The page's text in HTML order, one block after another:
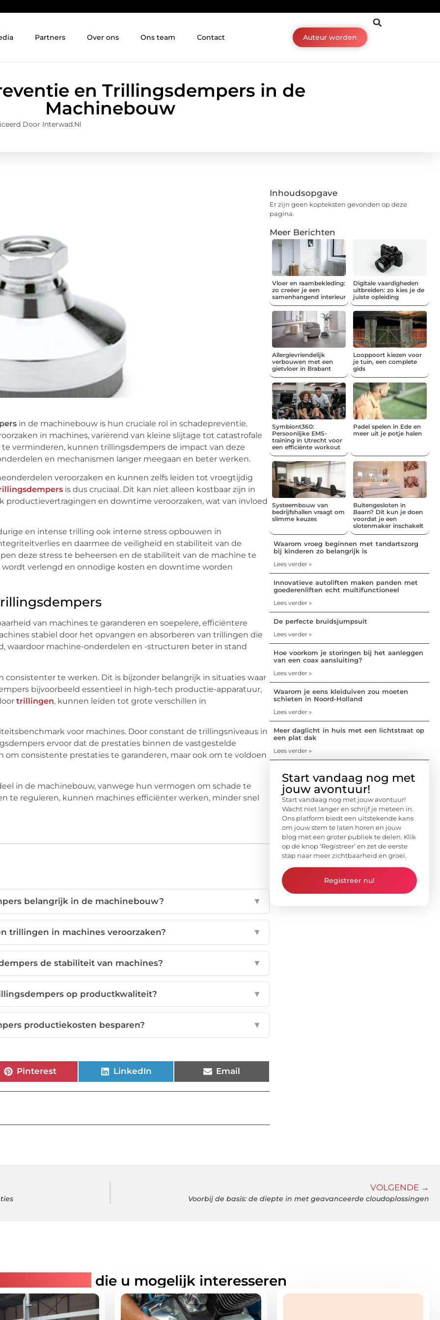
Partners Over ons Ons team Contact Auteur worden
en Trillingsdempers in de
Machinebouw
Door Interwad.nl
in de machinebouw is hun cruciale rol in schadepreventie.
in machines, variërend van kleine slijtage tot catastrofale
verminderen, kunnen trillingsdempers de impact van deze
en mechanismen langer meegaan en beter werken.
veroorzaken en kunnen zelfs leiden tot vroegtijdig
is dus cruciaal. Dit kan niet alleen kostbaar zijn in
productievertragingen en downtime veroorzaken, wat van invloed
en intense trilling ook interne stress opbouwen in
en daarmee de veiligheid en stabiliteit van de
deze stress te beheersen en de stabiliteit van de machine te
verlengd en onnodige kosten en downtime worden
van machines te garanderen en soepelere, efficiëntere
stabiel door het opvangen en absorberen van trillingen die
waardoor machine-onderdelen en -structuren beter in stand
te werken. Dit is bijzonder belangrijk in situaties waar
bijvoorbeeld essentieel in high-tech productie-apparatuur,
trillingen, kunnen leiden tot grote verschillen in
voor machines. Door constant de trillingsniveaus in
ervoor dat de prestaties binnen de vastgestelde
consistente prestaties te garanderen, maar ook om te voldoen
in de machinebouw, vanwege hun vermogen om schade te
te reguleren, kunnen machines efficiënter werken, minder snel
belangrijk in de machinebouw? ▼
trillingen in machines veroorzaken? ▼
de stabiliteit van machines? ▼
op productkwaliteit? ▼
productiekosten besparen? ▼
Pinterest LinkedIn Email
Inhoudsopgave
Er zijn geen kopteksten gevonden op deze
pagina.
Meer Berichten
Vloer en raambekleding:
zo creëer je een
samenhangend interieur
Digitale vaardigheden
uitbreiden: zo kies je de
juiste opleiding
Allergievriendelijk
verbouwen met een
gietvloer in Brabant
Looppoort kiezen voor
je tuin, een complete
gids
Symbiont360:
Persoonlijke EMS-
training in Utrecht voor
een efficiënte workout
Padel spelen in Ede en
meer uit je potje halen
Systeembouw van
bedrijfshallen vraagt om
slimme keuzes
Buitengesloten in
Baarn? Dit kun je doen
voordat je een
slotenmaker inschakelt
Waarom vroeg beginnen met tandartszorg
bij kinderen zo belangrijk is
Lees verder »
Innovatieve autoliften maken panden met
goederenliften echt multifunctioneel
Lees verder »
De perfecte bruidsjumpsuit
Lees verder »
Hoe voorkom je storingen bij het aanleggen
van een coax aansluiting?
Lees verder »
Waarom je eens kleiduiven zou moeten
schieten in Noord-Holland
Lees verder »
Meer daglicht in huis met een lichtstraat op
een plat dak
Lees verder »
Start vandaag nog met
jouw avontuur!
Start vandaag nog met jouw avontuur!
Wacht niet langer en schrijf je meteen in.
Ons platform biedt een uitstekende kans
om jouw stem te laten horen en jouw
blog met een groter publiek te delen. Klik
op de knop ‘Registreer’ en zet de eerste
stap naar meer zichtbaarheid en groei.
Registreer nu!
VOLGENDE →
Voorbij de basis: de diepte in met geavanceerde cloudoplossingen
die u mogelijk interesseren